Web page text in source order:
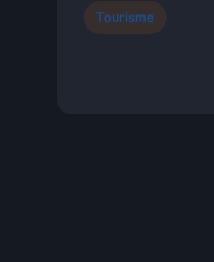
Tourisme